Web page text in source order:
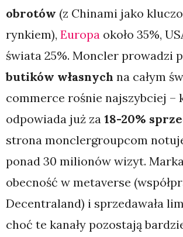
obrotów (z Chinami jako
rynkiem), Europa około 35%,
świata 25%. Moncler prowadzi
butików własnych na całym
commerce rośnie najszybciej –
odpowiada już za 18-20%
strona monclergroupcom
ponad 30 milionów wizyt.
obecność w metaverse
Decentraland) i sprzedawała
choć te kanały pozostają